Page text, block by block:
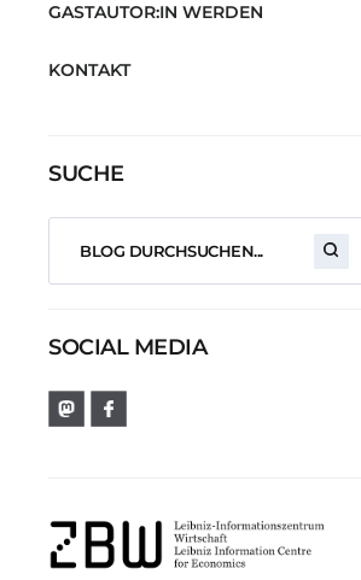
GASTAUTOR:IN WERDEN
KONTAKT
SUCHE
SOCIAL MEDIA